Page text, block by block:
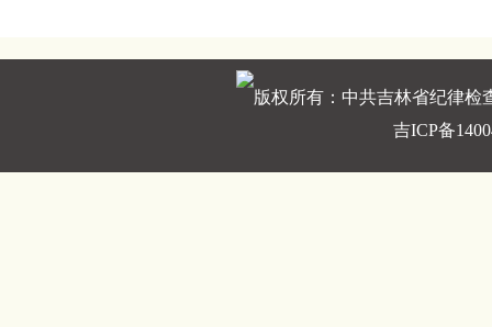
版权所有：中共吉林省纪律检
吉ICP备